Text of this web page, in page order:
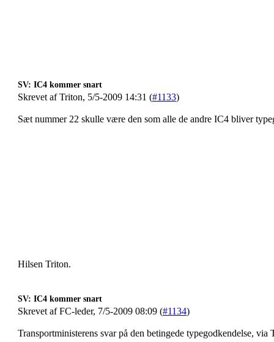
SV: IC4 kommer snart
Skrevet af Triton, 5/5-2009 14:31 (#1133)
Sæt nummer 22 skulle være den som alle de andre IC4 bliver
Hilsen Triton.
SV: IC4 kommer snart
Skrevet af FC-leder, 7/5-2009 08:09 (#1134)
Transportministerens svar på den betingede typegodkendelse, via